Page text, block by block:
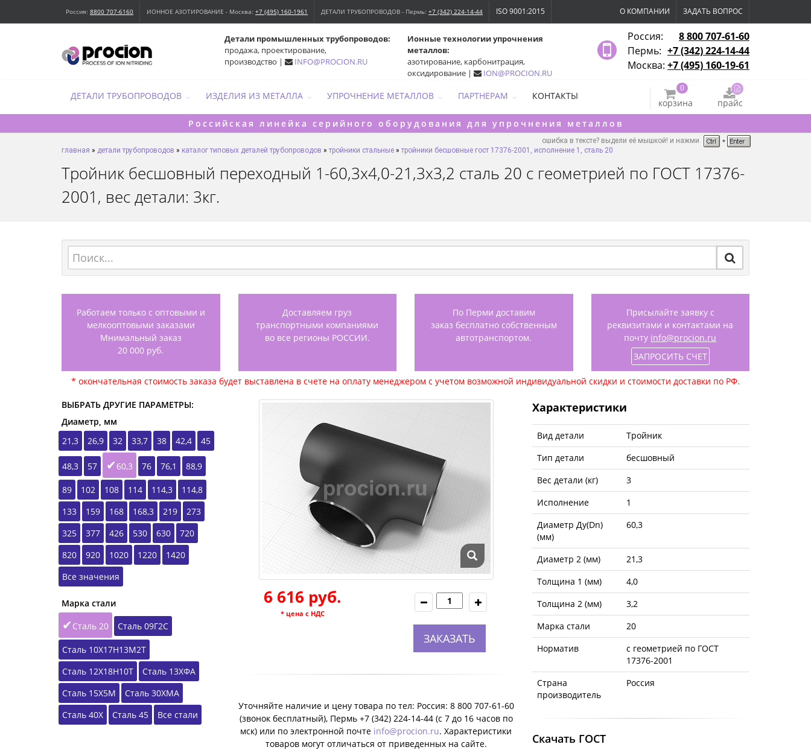
О КОМПАНИИ ЗАДАТЬ ВОПРОС
Россия: 8800 707-6160 ИОННОЕ АЗОТИРОВАНИЕ - Москва: +7 (495) 160-1961 ДЕТАЛИ ТРУБОПРОВОДОВ - Пермь: +7 (342) 224-14-44 ISO 9001:2015
Россия:
8 800 707-61-60
Пермь: +7 (342) 224-14-44
Москва: +7 (495) 160-19-61
Ионные технологии упрочнения
металлов:
азотирование, карбонитрация,
оксидирование |
ION@PROCION.RU
Детали промышленных трубопроводов:
продажа, проектирование,
производство |
INFO@PROCION.RU
ДЕТАЛИ ТРУБОПРОВОДОВ ИЗДЕЛИЯ ИЗ МЕТАЛЛА УПРОЧНЕНИЕ МЕТАЛЛОВ ПАРТНЕРАМ КОНТАКТЫ
0
корзина
прайс
Российская линейка серийного оборудования для упрочнения металлов
ошибка в тексте? выдели её мышкой! и нажми
главная » детали трубопроводов » каталог типовых деталей трубопроводов » тройники стальные » тройники бесшовные гост 17376-2001, исполнение 1, сталь 20
Тройник бесшовный переходный 1-60,3х4,0-21,3х3,2 сталь 20 с геометрией по ГОСТ 17376-
2001, вес детали: 3кг.
Работаем только с оптовыми и
мелкооптовыми заказами
Мнимальный заказ
20 000 руб.
Доставляем груз
транспортными компаниями
во все регионы РОССИИ.
По Перми доставим
заказ бесплатно собственным
автотранспортом.
Присылайте заявку с
реквизитами и контактами на
почту info@procion.ru
ЗАПРОСИТЬ СЧЕТ
* окончательная стоимость заказа будет выставлена в счете на оплату менеджером с учетом возможной индивидуальной скидки и стоимости доставки по РФ.
ВЫБРАТЬ ДРУГИЕ ПАРАМЕТРЫ:
Диаметр, мм
21,3
26,9 32 33,7 38 42,4 45
48,3 57 60,3 76 76,1 88,9
89 102 108 114 114,3
114,8
133
159 168 168,3 219
273
325
377 426 530 630
720
820
920 1020 1220
1420
Все значения
Марка стали
Сталь 20
Сталь 09Г2С
Сталь 10Х17Н13М2Т
Сталь 12Х18Н10Т
Сталь 13ХФА
Сталь 15Х5М
Сталь 30ХМА
Сталь 40Х
Сталь 45 Все стали
6 616 руб.
* цена с НДС
ЗАКАЗАТЬ
Уточняйте наличие и цену товара по тел: Россия: 8 800 707-61-60
(звонок бесплатный), Пермь +7 (342) 224-14-44 (c 7 до 16 часов по
мск) или по электронной почте info@procion.ru. Характеристики
товаров могут отличаться от приведенных на сайте.
Характеристики
Вид детали
Тройник
Тип детали
бесшовный
Вес детали (кг)
3
Исполнение
1
Диаметр Ду(Dn)
(мм)
60,3
Диаметр 2 (мм)
21,3
Толщина 1 (мм)
4,0
Толщина 2 (мм)
3,2
Марка стали
20
Норматив
с геометрией по ГОСТ
17376-2001
Страна
производитель
Россия
Скачать ГОСТ